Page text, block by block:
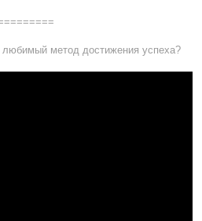
метод достижения успеха?